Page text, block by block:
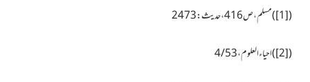
(
[1])مسلم،ص416، حدیث:2473
(
[2])احیاء العلوم،4/53